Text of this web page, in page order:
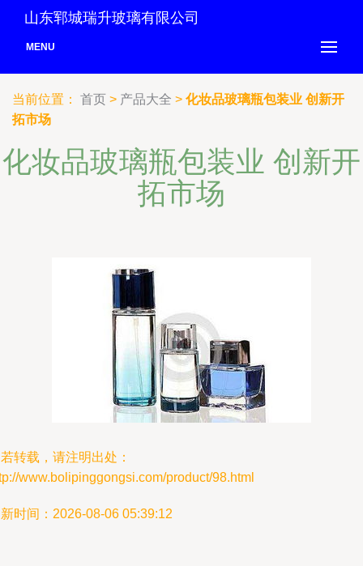
山东郓城瑞升玻璃有限公司
MENU
当前位置： 首页 > 产品大全 > 化妆品玻璃瓶包装业 创新开
拓市场
化妆品玻璃瓶包装业 创新开
拓市场
转载，请注明出处：
www.bolipinggongsi.com/product/98.html
时间：2026-08-06 05:39:12